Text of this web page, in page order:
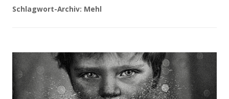
Schlagwort-Archiv: Mehl